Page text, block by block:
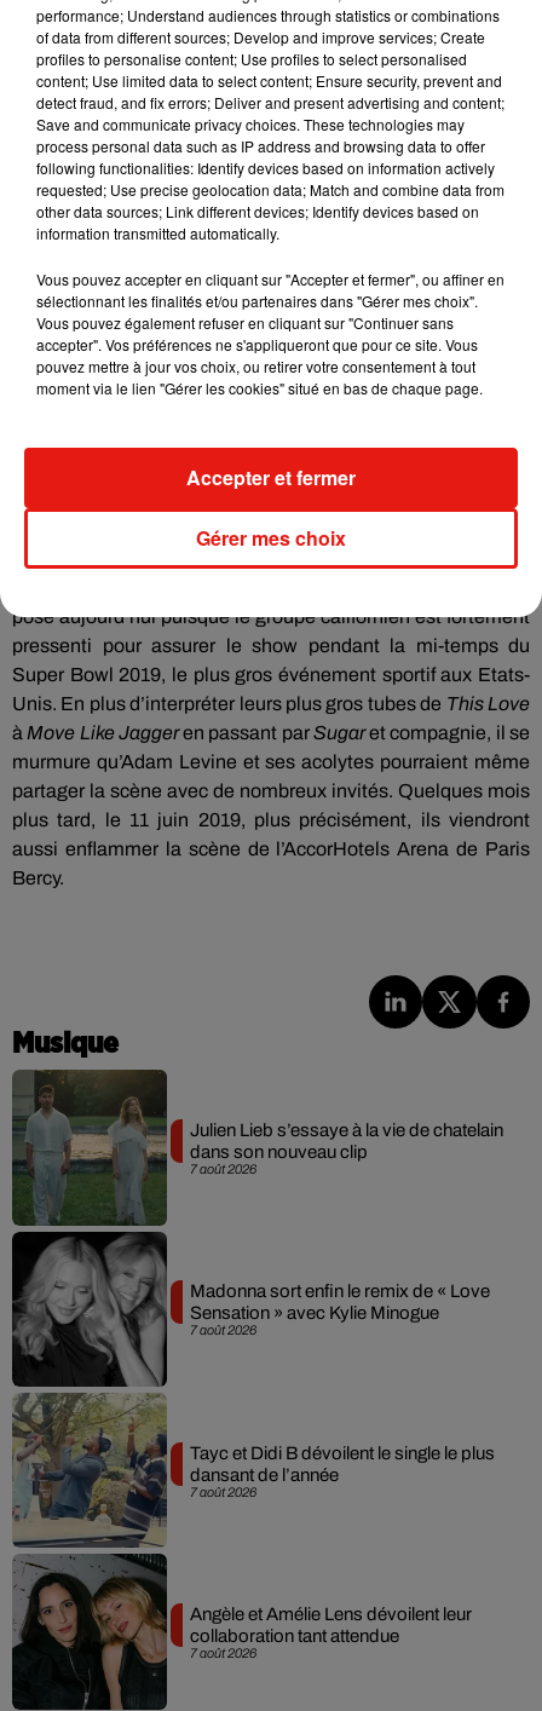
— Kaci Goodman (@kaci_goodman07)24 septembre 2018
Milliee!!! YOU ROCK, girl !!@Milliestopshate @adamlevine
@maroon5pic.twitter.com/K97tIR5bCO
— Nurita (@nurita991)24 septembre 2018
tonight, i saw@Milliestopshaterap Cardi B's verse in Girls
Like You on stage with@maroon5and I really don't know
how to process it besides saying how amazing it was and
how much I want to be Millie's friend...
pic.twitter.com/H2jy5jl3ax
— Katie Chappelle (@katiechappp)24 septembre 2018
millie bobby brown did@iamcardib's rap in@maroon5
"girls like you" and sang on stage with@adamlevine
MAROON
pose aujourd’hui puisque le groupe californien est fortement
pressenti pour assurer le show pendant la mi-temps du
Super Bowl 2019, le plus gros événement sportif aux Etats-
Unis. En plus d’interpréter leurs plus gros tubes de ThisLove
à Move Like Jaggeren passant parSugaret compagnie, il se
murmure qu’Adam Levine et ses acolytes pourraient même
partager la scène avec de nombreux invités. Quelques mois
plus tard, le 11 juin 2019, plus précisément, ils viendront
aussi enflammer la scène de l’AccorHotels Arena de Paris
Bercy.
Musique
7 août 2026
Julien Lieb s’essaye à la vie de chatelain
dans son nouveau clip
7 août 2026
Madonna sort enfin le remix de « Love
Sensation » avec Kylie Minogue
7 août 2026
Tayc et Didi B dévoilent le single le plus
dansant de l’année
7 août 2026
Angèle et Amélie Lens dévoilent leur
collaboration tant attendue
performance; Understand audiences through statistics or combinations
of data from different sources; Develop and improve services; Create
profiles to personalise content; Use profiles to select personalised
content; Use limited data to select content; Ensure security, prevent and
detect fraud, and fix errors; Deliver and present advertising and content;
Save and communicate privacy choices. These technologies may
process personal data such as IP address and browsing data to offer
following functionalities: Identify devices based on information actively
requested; Use precise geolocation data; Match and combine data from
other data sources; Link different devices; Identify devices based on
information transmitted automatically.
Vous pouvez accepter en cliquant sur "Accepter et fermer", ou affiner en
sélectionnant les finalités et/ou partenaires dans "Gérer mes choix".
Vous pouvez également refuser en cliquant sur "Continuer sans
accepter". Vos préférences ne s'appliqueront que pour ce site. Vous
pouvez mettre à jour vos choix, ou retirer votre consentement à tout
moment via le lien "Gérer les cookies" situé en bas de chaque page.
Gérer mes choix
Accepter et fermer